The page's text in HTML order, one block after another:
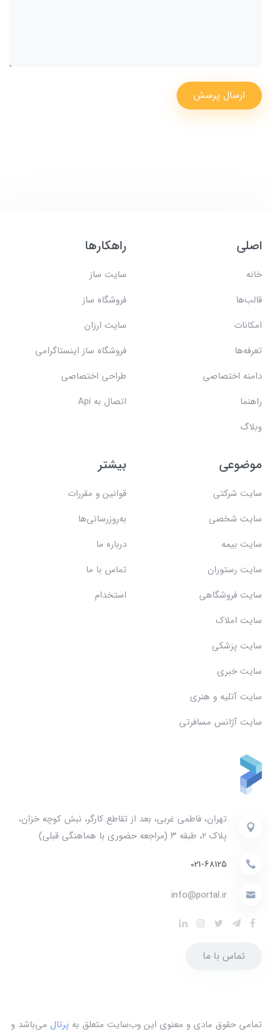
ارسال پرسش
اصلی
خانه
قالب‌ها
امکانات
تعرفه‌ها
دامنه اختصاصی
راهنما
وبلاگ
راهکارها
سایت ساز
فروشگاه ساز
سایت ارزان
فروشگاه ساز اینستاگرامی
طراحی اختصاصی
اتصال به Api
موضوعی
سایت شرکتی
سایت شخصی
سایت بیمه
سایت رستوران
سایت فروشگاهی
سایت املاک
سایت پزشکی
سایت خبری
سایت آتلیه و هنری
سایت آژانس مسافرتی
بیشتر
قوانین و مقررات
به‌روزرسانی‌ها
درباره ما
تماس با ما
استخدام
تهران، فاطمی غربی، بعد از تقاطع کارگر، نبش کوچه خزان،
پلاک ۲، طبقه ۳ (مراجعه حضوری با هماهنگی قبلی)
021-68125
info@portal.ir
تماس با ما
تمامی حقوق مادی و معنوی این وب‌سایت متعلق به پرتال می‌باشد و